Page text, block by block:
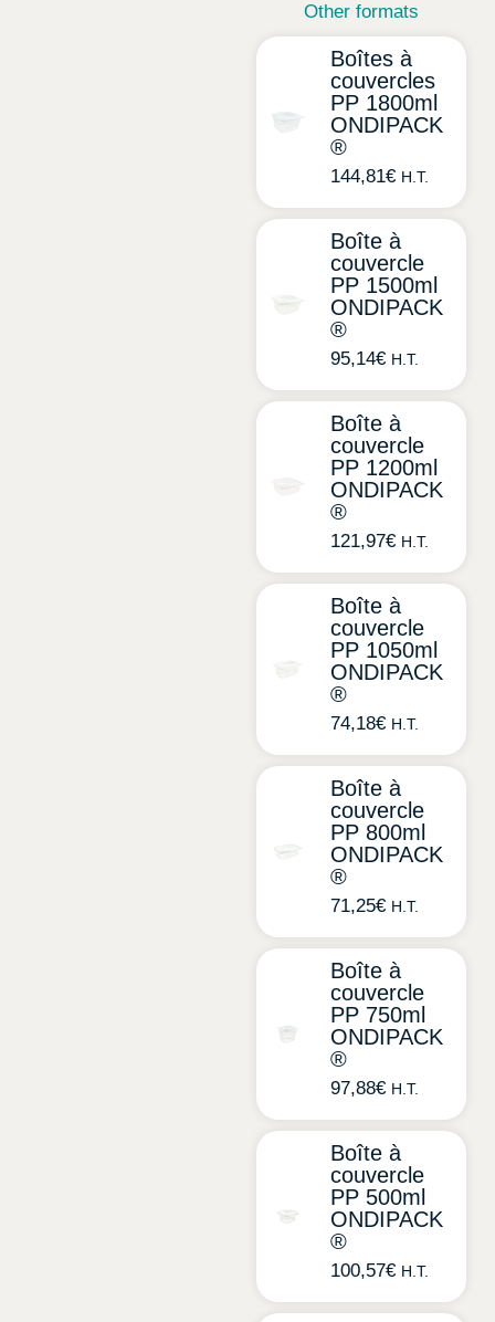
Other formats
Boîtes à
couvercles
PP 1800ml
ONDIPACK
®
144,81€ H.T.
Boîte à
couvercle
PP 1500ml
ONDIPACK
®
95,14€ H.T.
Boîte à
couvercle
PP 1200ml
ONDIPACK
®
121,97€ H.T.
Boîte à
couvercle
PP 1050ml
ONDIPACK
®
74,18€ H.T.
Boîte à
couvercle
PP 800ml
ONDIPACK
®
71,25€ H.T.
Boîte à
couvercle
PP 750ml
ONDIPACK
®
97,88€ H.T.
Boîte à
couvercle
PP 500ml
ONDIPACK
®
100,57€ H.T.